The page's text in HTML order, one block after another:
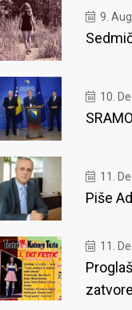
9.
10.
11.
Piše
11.